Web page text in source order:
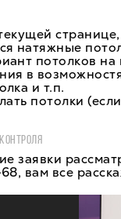
натяжные
потолков на
в
и т.п.
потолки
заявки
вам все